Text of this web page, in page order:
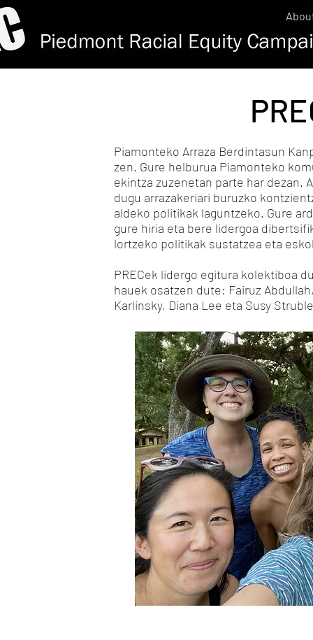
Piamonteko Arraza Berdintasun
zen. Gure helburua Piamonteko
ekintza zuzenetan parte har dezan.
dugu arrazakeriari buruzko
aldeko politikak laguntzeko. Gure
gure hiria eta bere lidergoa
lortzeko politikak sustatzea eta
PRECek lidergo egitura kolektiboa
hauek osatzen dute: Fairuz
Karlinsky, Diana Lee eta Susy